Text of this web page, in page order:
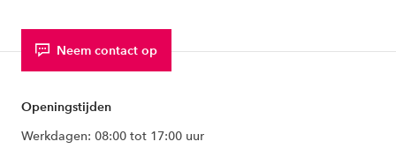
Neem contact op
Openingstijden
Werkdagen: 08:00 tot 17:00 uur